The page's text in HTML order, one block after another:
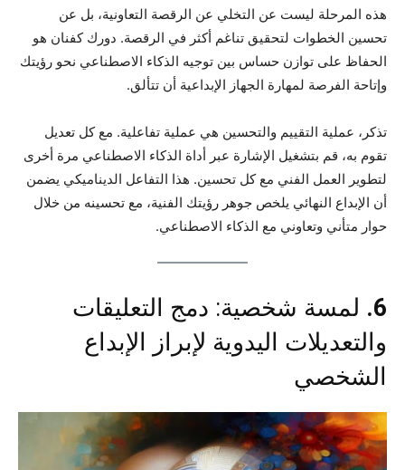
هذه المرحلة ليست عن التخلي عن الرقصة التعاونية، بل عن
تحسين الخطوات لتحقيق تناغم أكثر في الرقصة. دورك كفنان هو
الحفاظ على توازن حساس بين توجيه الذكاء الاصطناعي نحو رؤيتك
وإتاحة الفرصة لمهارة الجهاز الإبداعية أن تتألق.
تذكر، عملية التقييم والتحسين هي عملية تفاعلية. مع كل تعديل
تقوم به، قم بتشغيل الإشارة عبر أداة الذكاء الاصطناعي مرة أخرى
لتطوير العمل الفني مع كل تحسين. هذا التفاعل الديناميكي يضمن
أن الإبداع النهائي يلخص جوهر رؤيتك الفنية، مع تحسينه من خلال
حوار متأني وتعاوني مع الذكاء الاصطناعي.
6. لمسة شخصية: دمج التعليقات
والتعديلات اليدوية لإبراز الإبداع
الشخصي